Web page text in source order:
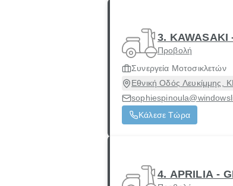
3.
Προβολή
Συνεργεία Μοτοσικλετών
Εθνική Οδός
Κάλεσε Τώρα
4. APRILIA -